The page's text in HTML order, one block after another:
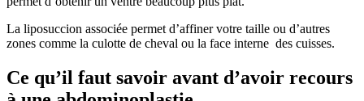
La liposuccion associée permet d’affiner votre taille ou d’autres
zones comme la culotte de cheval ou la face interne des cuisses.
Ce qu’il faut savoir avant d’avoir recours